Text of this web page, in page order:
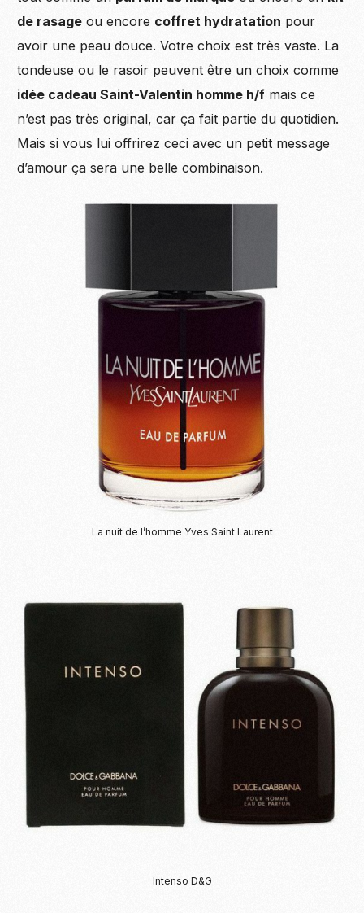
de rasage ou encore coffret hydratation pour
avoir une peau douce. Votre choix est très vaste. La
tondeuse ou le rasoir peuvent être un choix comme
idée cadeau Saint-Valentin homme h/f mais ce
n’est pas très original, car ça fait partie du quotidien.
Mais si vous lui offrirez ceci avec un petit message
d’amour ça sera une belle combinaison.
La nuit de l’homme Yves Saint Laurent
Intenso D&G